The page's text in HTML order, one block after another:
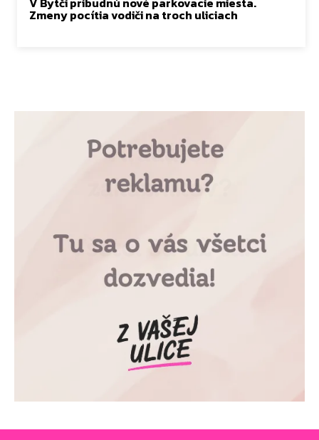
Zmeny pocítia vodiči na troch uliciach